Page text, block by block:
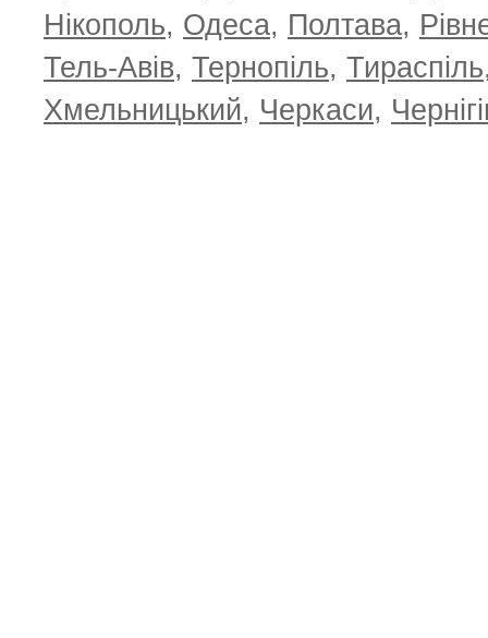
Нікополь, Одеса, Полтава,
Тель-Авів, Тернопіль, Тираспіль
Хмельницький, Черкаси,